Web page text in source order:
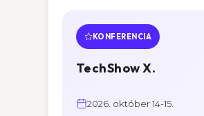
KONFERENCIA
TechShow X.
2026. október 14-15.